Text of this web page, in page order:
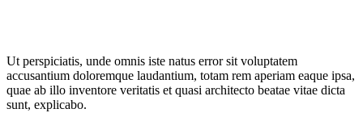
Ut perspiciatis, unde omnis iste natus error sit voluptatem
accusantium doloremque laudantium, totam rem aperiam eaque ipsa,
quae ab illo inventore veritatis et quasi architecto beatae vitae dicta
sunt, explicabo.